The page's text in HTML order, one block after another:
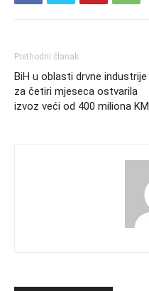
Prethodni članak
BiH u oblasti drvne industrije
za četiri mjeseca ostvarila
izvoz veći od 400 miliona KM